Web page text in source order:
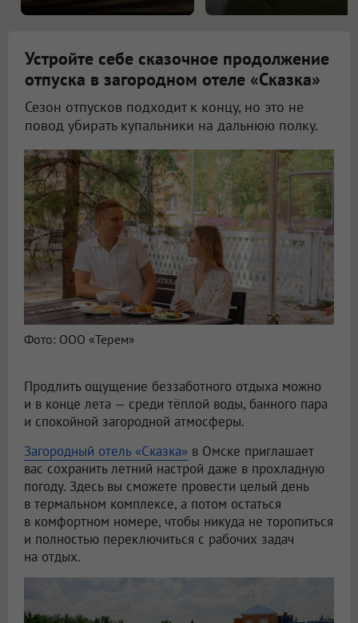
Устройте себе сказочное продолжение
отпуска в загородном отеле «Сказка»
Сезон отпусков подходит к концу, но это не
повод убирать купальники на дальнюю полку.
Фото: ООО «Терем»
Продлить ощущение беззаботного отдыха можно
и в конце лета — среди тёплой воды, банного пара
и спокойной загородной атмосферы.
Загородный отель «Сказка» в Омске приглашает
вас сохранить летний настрой даже в прохладную
погоду. Здесь вы сможете провести целый день
в термальном комплексе, а потом остаться
в комфортном номере, чтобы никуда не торопиться
и полностью переключиться с рабочих задач
на отдых.